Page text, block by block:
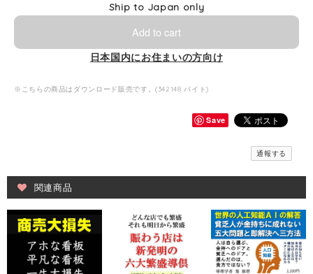
Ship to Japan only
Add to cart
日本国内にお住まいの方向け
※こちらの商品はダウンロード販売です。(342148 バイト)
Save
通報する
関連商品